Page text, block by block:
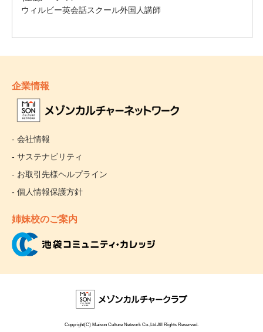
企業情報
- 会社情報
- サステナビリティ
- お取引先様ヘルプライン
- 個人情報保護方針
姉妹校のご案内
Copyright(C) Maison Culture Network Co.,Ltd.All Rights Reserved.